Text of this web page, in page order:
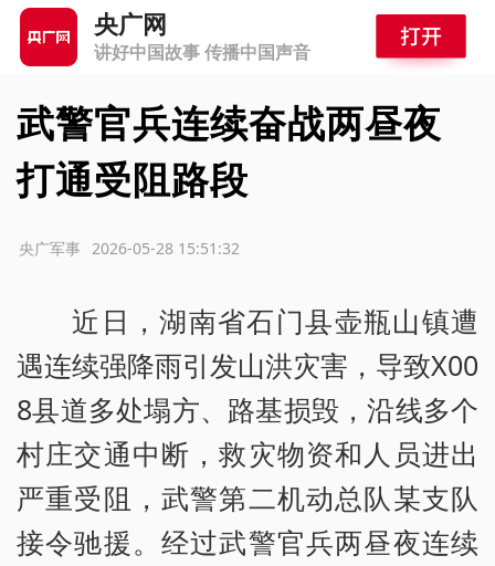
央广网
讲好中国故事 传播中国声音
武警官兵连续奋战两昼夜
打通受阻路段
2026-05-28 15:51:32
央广军事
近日，湖南省石门县壶瓶山镇遭
遇连续强降雨引发山洪灾害，导致X00
8县道多处塌方、路基损毁，沿线多个
村庄交通中断，救灾物资和人员进出
严重受阻，武警第二机动总队某支队
接令驰援。经过武警官兵两昼夜连续